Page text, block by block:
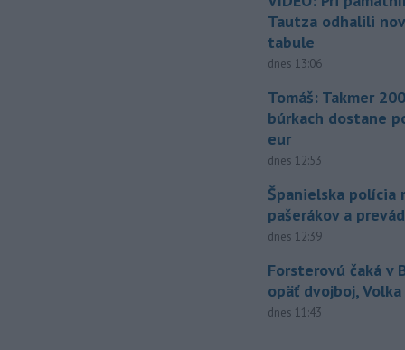
Tautza odhalili
tabule
dnes 13:06
Tomáš: Takmer
búrkach dostane
eur
dnes 12:53
Španielska polícia
pašerákov a
dnes 12:39
Forsterovú čaká v
opäť dvojboj,
dnes 11:43